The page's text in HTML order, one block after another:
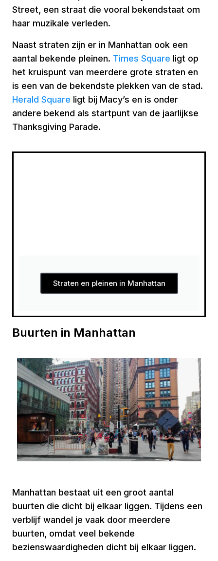
Street, een straat die vooral bekendstaat om
haar muzikale verleden.
Naast straten zijn er in Manhattan ook een
aantal bekende pleinen. Times Square ligt op
het kruispunt van meerdere grote straten en
is een van de bekendste plekken van de stad.
Herald Square ligt bij Macy’s en is onder
andere bekend als startpunt van de jaarlijkse
Thanksgiving Parade.
Straten en pleinen in Manhattan
Buurten in Manhattan
Manhattan bestaat uit een groot aantal
buurten die dicht bij elkaar liggen. Tijdens een
verblijf wandel je vaak door meerdere
buurten, omdat veel bekende
bezienswaardigheden dicht bij elkaar liggen.